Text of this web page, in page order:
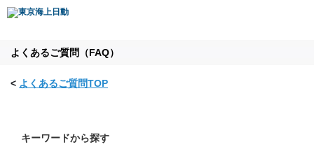
よくあるご質問（FAQ）
< よくあるご質問TOP
キーワードから探す